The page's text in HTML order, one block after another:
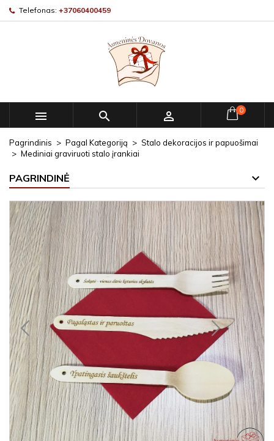
Telefonas: +37060400459
   0
Pagrindinis Pagal Kategoriją
Stalo dekoracijos ir papuošimai
Mediniai graviruoti stalo įrankiai
PAGRINDINĖ